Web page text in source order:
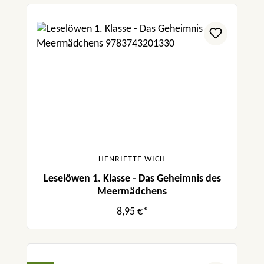
HENRIETTE WICH
Leselöwen 1. Klasse - Das Geheimnis des
Meermädchens
8,95 €*